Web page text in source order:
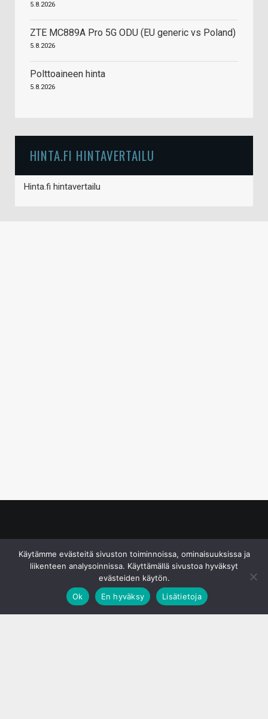
5.8.2026
ZTE MC889A Pro 5G ODU (EU generic vs Poland)
5.8.2026
Polttoaineen hinta
5.8.2026
HINTA.FI HINTAVERTAILU
Hinta.fi hintavertailu
Käytämme evästeitä sivuston toiminnoissa, ominaisuuksissa ja
liikenteen analysoinnissa. Käyttämällä sivustoa hyväksyt
evästeiden käytön.
Ok
En hyväksy Lisätietoja